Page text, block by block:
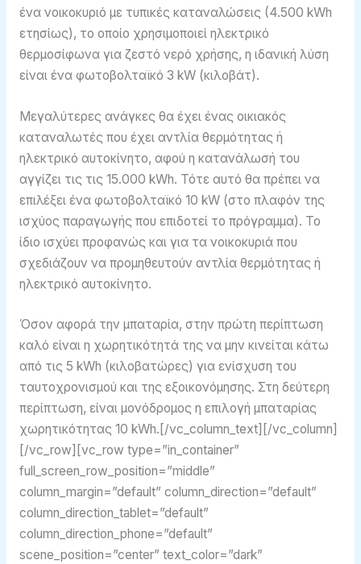
ένα νοικοκυριό με τυπικές καταναλώσεις (4.500 kWh
ετησίως), το οποίο χρησιμοποιεί ηλεκτρικό
θερμοσίφωνα για ζεστό νερό χρήσης, η ιδανική λύση
είναι ένα φωτοβολταϊκό 3 kW (κιλοβάτ).
Μεγαλύτερες ανάγκες θα έχει ένας οικιακός
καταναλωτές που έχει αντλία θερμότητας ή
ηλεκτρικό αυτοκίνητο, αφού η κατανάλωσή του
αγγίζει τις τις 15.000 kWh. Τότε αυτό θα πρέπει να
επιλέξει ένα φωτοβολταϊκό 10 kW (στο πλαφόν της
ισχύος παραγωγής που επιδοτεί το πρόγραμμα). Το
ίδιο ισχύει προφανώς και για τα νοικοκυριά που
σχεδιάζουν να προμηθευτούν αντλία θερμότητας ή
ηλεκτρικό αυτοκίνητο.
Όσον αφορά την μπαταρία, στην πρώτη περίπτωση
καλό είναι η χωρητικότητά της να μην κινείται κάτω
από τις 5 kWh (κιλοβατώρες) για ενίσχυση του
ταυτοχρονισμού και της εξοικονόμησης. Στη δεύτερη
περίπτωση, είναι μονόδρομος η επιλογή μπαταρίας
χωρητικότητας 10 kWh.[/vc_column_text][/vc_column]
[/vc_row][vc_row type=”in_container”
full_screen_row_position=”middle”
column_margin=”default” column_direction=”default”
column_direction_tablet=”default”
column_direction_phone=”default”
scene_position=”center” text_color=”dark”